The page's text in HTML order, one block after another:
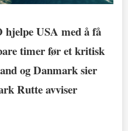
USA med å få
timer før et kritisk
og Danmark sier
Rutte avviser